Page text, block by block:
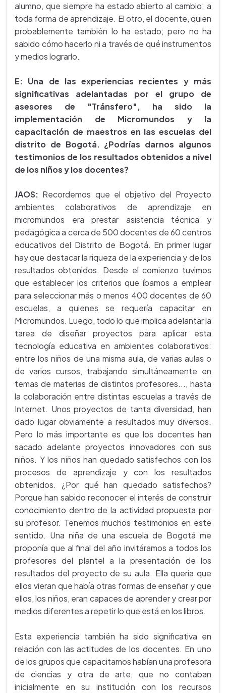
alumno, que siempre ha estado abierto al cambio; a
toda forma de aprendizaje. El otro, el docente, quien
probablemente también lo ha estado; pero no ha
sabido cómo hacerlo ni a través de qué instrumentos
y medios lograrlo.
E: Una de las experiencias recientes y más
significativas adelantadas por el grupo de
asesores de "Tránsfero", ha sido la
implementación de Micromundos y la
capacitación de maestros en las escuelas del
distrito de Bogotá. ¿Podrías darnos algunos
testimonios de los resultados obtenidos a nivel
de los niños y los docentes?
JAOS: Recordemos que el objetivo del Proyecto
ambientes colaborativos de aprendizaje en
micromundos era prestar asistencia técnica y
pedagógica a cerca de 500 docentes de 60 centros
educativos del Distrito de Bogotá. En primer lugar
hay que destacar la riqueza de la experiencia y de los
resultados obtenidos. Desde el comienzo tuvimos
que establecer los criterios que íbamos a emplear
para seleccionar más o menos 400 docentes de 60
escuelas, a quienes se requería capacitar en
Micromundos. Luego, todo lo que implica adelantar la
tarea de diseñar proyectos para aplicar esta
tecnología educativa en ambientes colaborativos:
entre los niños de una misma aula, de varias aulas o
de varios cursos, trabajando simultáneamente en
temas de materias de distintos profesores..., hasta
la colaboración entre distintas escuelas a través de
Internet. Unos proyectos de tanta diversidad, han
dado lugar obviamente a resultados muy diversos.
Pero lo más importante es que los docentes han
sacado adelante proyectos innovadores con sus
niños. Y los niños han quedado satisfechos con los
procesos de aprendizaje y con los resultados
obtenidos. ¿Por qué han quedado satisfechos?
Porque han sabido reconocer el interés de construir
conocimiento dentro de la actividad propuesta por
su profesor. Tenemos muchos testimonios en este
sentido. Una niña de una escuela de Bogotá me
proponía que al final del año invitáramos a todos los
profesores del plantel a la presentación de los
resultados del proyecto de su aula. Ella quería que
ellos vieran que había otras formas de enseñar y que
ellos, los niños, eran capaces de aprender y crear por
medios diferentes a repetir lo que está en los libros.
Esta experiencia también ha sido significativa en
relación con las actitudes de los docentes. En uno
de los grupos que capacitamos habían una profesora
de ciencias y otra de arte, que no contaban
inicialmente en su institución con los recursos